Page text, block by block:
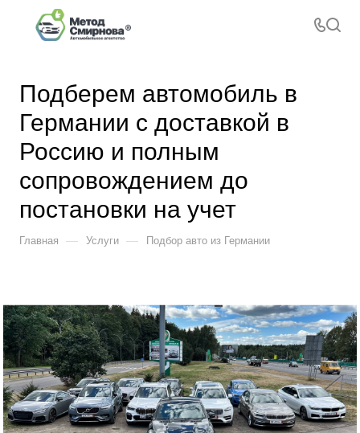
Подберем автомобиль в
Германии с доставкой в
Россию и полным
сопровождением до
постановки на учет
Главная — Услуги — Подбор авто из Германии